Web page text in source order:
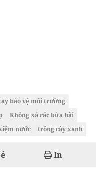
bảo vệ môi trường
Không xả rác bừa bãi
nước trồng cây xanh
In